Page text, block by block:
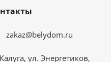
zakaz@belydom.ru
ул. Энергетиков,